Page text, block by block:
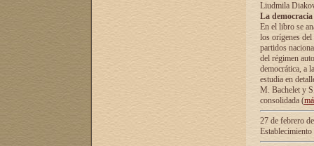
Liudmila
La
En el libro se
los orígenes
partidos
del régimen
democrática, а
estudia en
М. Bachelet у
consolidada (
27 de febrero